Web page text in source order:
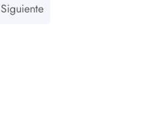
Siguiente